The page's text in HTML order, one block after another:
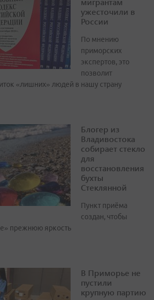
ужесточили в
России
По мнению
приморских
экспертов, это
позволит
«лишних» людей в нашу страну
Блогер из
Владивостока
собирает стекло
для
восстановления
бухты
Стеклянной
Пункт приёма
создан, чтобы
прежнюю яркость
В Приморье не
пустили
крупную партию